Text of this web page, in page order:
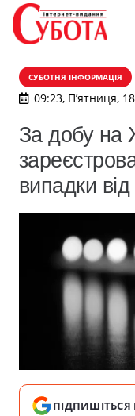
СУБОТНЯ ІНФОРМАЦІЯ
09:23, П’ятниця,
За добу на
випадки
ПІДПИШІТЬСЯ